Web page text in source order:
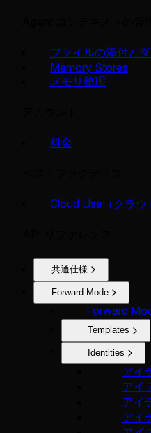
ファイルの添付と
Memory Stores
メモリ整理
料金
Cloud Use（クラウ
共通仕様
Forward Mode
Forward
Templates
Identities
アイ
アイ
アイ
アイ